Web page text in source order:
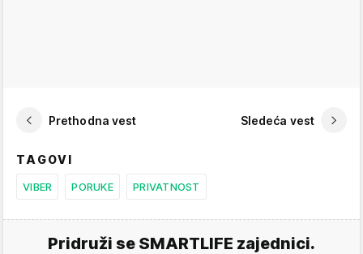
Prethodna vest Sledeća vest
TAGOVI
VIBER PORUKE PRIVATNOST
Pridruži se SMARTLIFE zajednici.